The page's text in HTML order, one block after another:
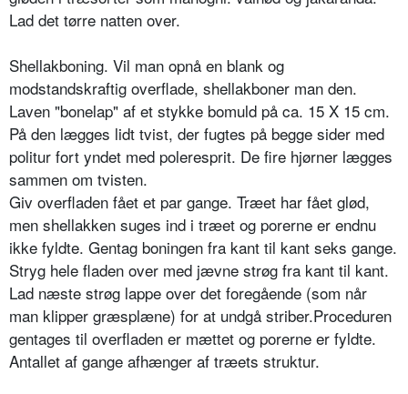
Lad det tørre natten over.
Shellakboning. Vil man opnå en blank og
modstandskraftig overflade, shellakboner man den.
Laven "bonelap" af et stykke bomuld på ca. 15 X 15 cm.
På den lægges lidt tvist, der fugtes på begge sider med
politur fort yndet med poleresprit. De fire hjørner lægges
sammen om tvisten.
Giv overfladen fået et par gange. Træet har fået glød,
men shellakken suges ind i træet og porerne er endnu
ikke fyldte. Gentag boningen fra kant til kant seks gange.
Stryg hele fladen over med jævne strøg fra kant til kant.
Lad næste strøg lappe over det foregående (som når
man klipper græsplæne) for at undgå striber.Proceduren
gentages til overfladen er mættet og porerne er fyldte.
Antallet af gange afhænger af træets struktur.